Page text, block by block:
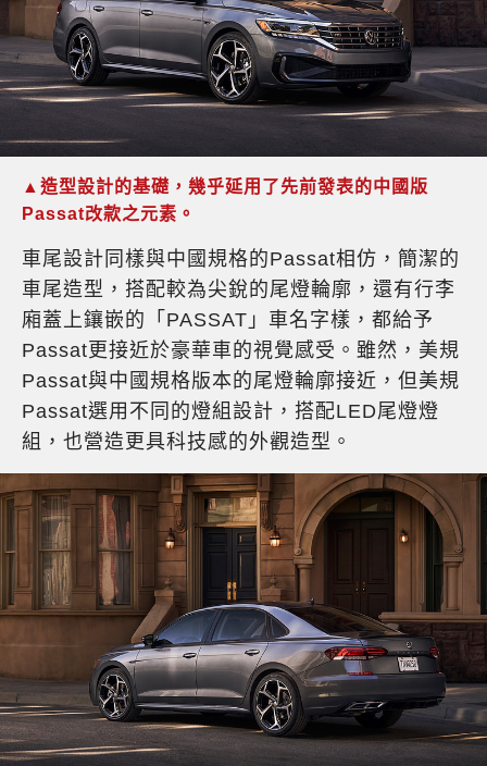
▲造型設計的基礎，幾乎延用了先前發表的中國版
Passat改款之元素。
車尾設計同樣與中國規格的Passat相仿，簡潔的
車尾造型，搭配較為尖銳的尾燈輪廓，還有行李
廂蓋上鑲嵌的「PASSAT」車名字樣，都給予
Passat更接近於豪華車的視覺感受。雖然，美規
Passat與中國規格版本的尾燈輪廓接近，但美規
Passat選用不同的燈組設計，搭配LED尾燈燈
組，也營造更具科技感的外觀造型。